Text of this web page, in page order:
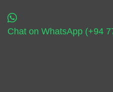
Chat on WhatsApp (+94